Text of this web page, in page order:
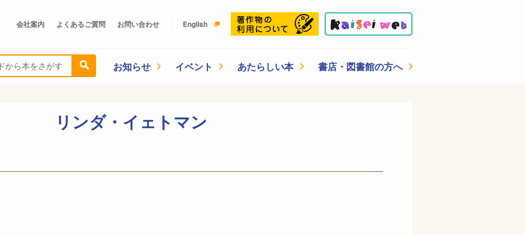
会社案内 よくあるご質問 お問い合わせ English
お知らせ イベント あたらしい本 書店・図書館の方へ
リンダ・イェトマン